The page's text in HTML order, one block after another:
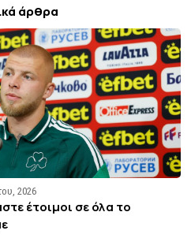
άρθρα
2026
έτοιμοι σε όλα το